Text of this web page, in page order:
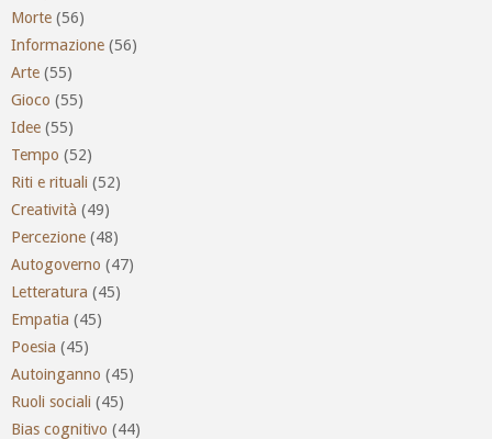
Morte (56)
Informazione (56)
Arte (55)
Gioco (55)
Idee (55)
Tempo (52)
Riti e rituali (52)
Creatività (49)
Percezione (48)
Autogoverno (47)
Letteratura (45)
Empatia (45)
Poesia (45)
Autoinganno (45)
Ruoli sociali (45)
Bias cognitivo (44)